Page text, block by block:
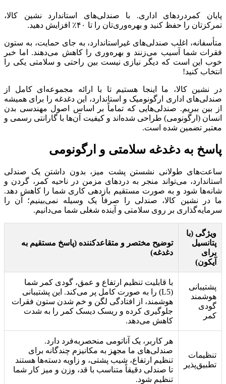
پایان کمردردهای اداری. با صندلی‌های استاندارد نشین کالا،
تمرکزتان را حفظ کنید و بهره‌وری‌تان را تا ۴۰٪ افزایش دهید.
متأسفانه، اغلب صندلی‌های غیراستاندارد، به جای حمایت، به ستون
فقرات شما آسیب می‌زنند و بهره‌وری را کاهش می‌دهند. اما خبر
خوب این است که دیگر نیازی نیست بین راحتی و سلامتی یکی را
انتخاب کنید!
در نشین کالا، ما اینجا هستیم تا با ارائه مجموعه‌ای کامل از
صندلی‌های اداری ارگونومیک و استاندارد، این دغدغه را برای همیشه
از بین ببریم. صندلی‌هایی که تماماً بر اساس اصول مهندسی بدن
انسان (ارگونومی) طراحی شده‌اند و کیفیت آن‌ها با گارانتی رسمی و
معتبر تضمین شده است.
پاسخ به دغدغه سلامتی و ارگونومی
ساعت‌های طولانی نشستن پشت میز، بدون داشتن یک صندلی
استاندارد، می‌تواند منجر به دردهای مزمن در ناحیه کمر، گردن و
شانه‌ها شود و به صورت مستقیم بازدهی کاری شما را کاهش دهد.
ما در نشین کالا، صندلی را صرفاً یک وسیله نمی‌بینیم؛ آن را
سرمایه‌گذاری بر روی سلامتی و آینده شغلی شما می‌دانیم.
ویژگی (با
پتانسیل
برای
آیکون)
توضیح مختصر و متقاعدکننده (پاسخ مستقیم به
دغدغه)
پشتیبانی
هوشمند
گودی
کمر
با قابلیت تنظیم ارتفاع و عمق، گودی کمر شما
(L5) را به صورت کامل پر می‌کند. این پشتیبانی
هوشمند، از افتادگی لگن و خم شدن ستون فقرات
جلوگیری کرده و ریسک دیسک کمر را به شدت
کاهش می‌دهد.
تنظیمات
تطبیق‌پذیر
هر کاربر، یک آناتومی منحصربه‌فرد دارد.
صندلی‌های ما مجهز به مکانیزم چندگانه برای
تنظیم ارتفاع، شیب پشتی، و زاویه دسته‌ها هستند
تا صندلی دقیقاً متناسب با قد، وزن و میز کار شما
تنظیم شود.